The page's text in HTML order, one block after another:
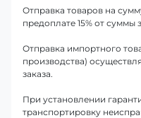
Отправка товаров на
предоплате 15% от суммы
Отправка импортного
производства)
заказа.
При установлении
транспортировку